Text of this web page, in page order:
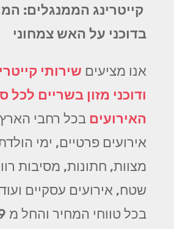
קייטרינג הממנגלים:
בדוכני על האש צמחוני
אנו מציעים שירותי
ודוכני מזון בשריים לכל
האירועים בכל רחבי
אירועים פרטיים, ימי
מצוות, חתונות, מסיבות
שטח, אירועים עסקיים ועוד